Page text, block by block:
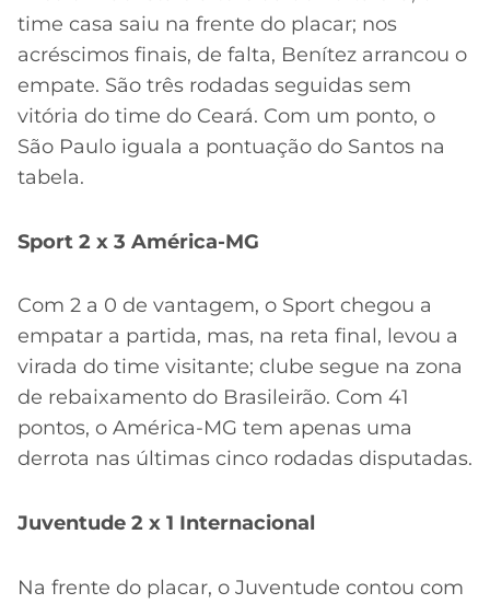
time casa saiu na frente do placar; nos
acréscimos finais, de falta, Benítez arrancou o
empate. São três rodadas seguidas sem
vitória do time do Ceará. Com um ponto, o
São Paulo iguala a pontuação do Santos na
tabela.
Sport 2 x 3 América-MG
Com 2 a 0 de vantagem, o Sport chegou a
empatar a partida, mas, na reta final, levou a
virada do time visitante; clube segue na zona
de rebaixamento do Brasileirão. Com 41
pontos, o América-MG tem apenas uma
derrota nas últimas cinco rodadas disputadas.
Juventude 2 x 1 Internacional
Na frente do placar, o Juventude contou com